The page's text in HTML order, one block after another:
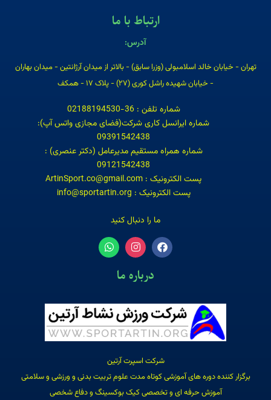
ارتباط با ما
آدرس:
تهران - خیابان خالد اسلامبولی (وزرا سابق) - بالاتر از میدان آرژانتین - میدان بهاران
- خیابان شهیده راشل کوری (۲۷) - پلاک ۱۷ - همکف
شماره تلفن : 36-02188194530
شماره ایرانسل کاری شرکت(فضای مجازی واتس آپ):
09391542438
شماره همراه مستقیم مدیرعامل (دکتر عنصری) :
09121542438
پست الکترونیک : ArtinSport.co@gmail.com
پست الکترونیک : info@sportartin.org
ما را دنبال کنید
درباره ما
شرکت اسپرت آرتین
برگزار کننده دوره های آموزشی کوتاه مدت علوم تربیت بدنی و ورزشی و سلامتی
آموزش حرفه ای و تخصصی کیک بوکسینگ و دفاع شخصی